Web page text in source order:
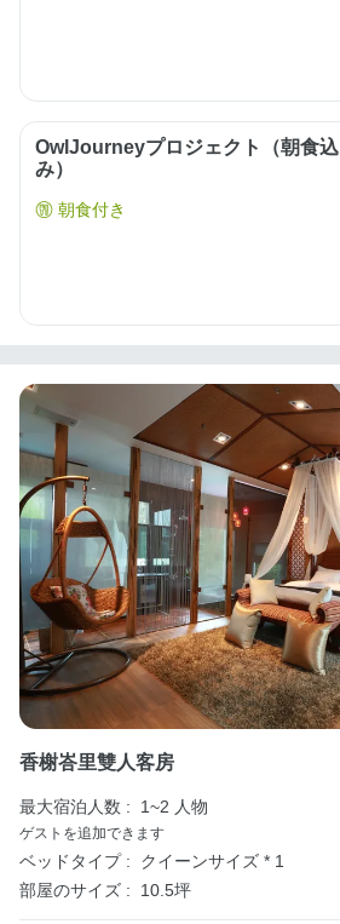
OwlJourneyプロジェクト（朝食込
み）
朝食付き
香榭峇里雙人客房
最大宿泊人数 : 1~2 人物
ゲストを追加できます
ベッドタイプ :
クイーンサイズ * 1
部屋のサイズ :
10.5坪